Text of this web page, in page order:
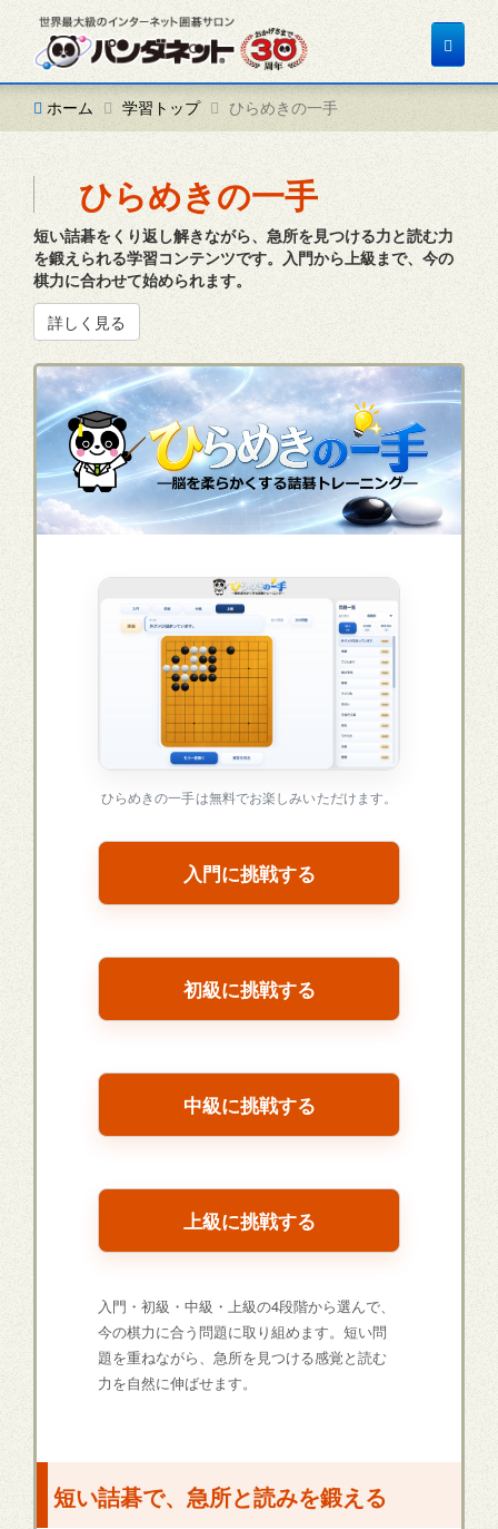
Toggle
ホーム
学習トップ ひらめきの一手
ひらめきの一手
短い詰碁をくり返し解きながら、急所を見つける力と読む力
を鍛えられる学習コンテンツです。入門から上級まで、今の
棋力に合わせて始められます。
詳しく見る
ひらめきの一手は無料でお楽しみいただけます。
入門に挑戦する
初級に挑戦する
中級に挑戦する
上級に挑戦する
入門・初級・中級・上級の4段階から選んで、
今の棋力に合う問題に取り組めます。短い問
題を重ねながら、急所を見つける感覚と読む
力を自然に伸ばせます。
短い詰碁で、急所と読みを鍛える